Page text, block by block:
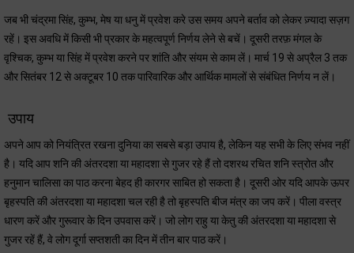
जब भी चंद्रमा सिंह, कुम्भ, मेष या धनु में प्रवेश करे उस समय अपने बर्ताव को लेकर ज़्यादा सज़ग
रहें। इस अवधि में किसी भी प्रकार के महत्वपूर्ण निर्णय लेने से बचें। दूसरी तरफ़ मंगल के
वृश्चिक, कुम्भ या सिंह में प्रवेश करने पर शांति और संयम से काम लें। मार्च 19 से अप्रैल 3 तक
और सितंबर 12 से अक्टूबर 10 तक पारिवारिक और आर्थिक मामलों से संबंधित निर्णय न लें।
उपाय
अपने आप को नियंत्रित रखना दुनिया का सबसे बड़ा उपाय है, लेकिन यह सभी के लिए संभव नहीं
है। यदि आप शनि की अंतरदशा या महादशा से गुजर रहे हैं तो दशरथ रचित शनि स्त्रोत और
हनुमान चालिसा का पाठ करना बेहद ही कारगर साबित हो सकता है। दूसरी ओर यदि आपके ऊपर
बृहस्पति की अंतरदशा या महादशा चल रही है तो बृहस्पति बीज मंत्र का जप करें। पीला वस्त्र
धारण करें और गुरूवार के दिन उपवास करें। जो लोग राहु या केतु की अंतरदशा या महादशा से
गुजर रहें हैं, वे लोग दूर्गा सप्तशती का दिन में तीन बार पाठ करें।